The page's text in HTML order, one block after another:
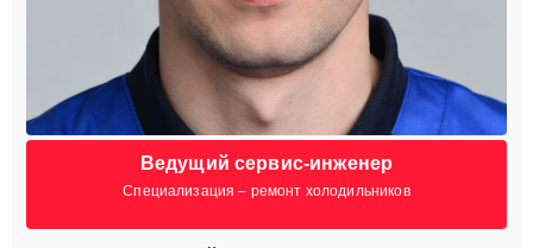
Ведущий сервис-инженер
Специализация – ремонт холодильников